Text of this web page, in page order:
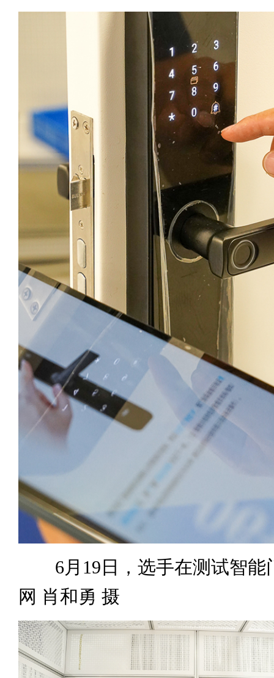
6月19日，选手在测试智能
网 肖和勇 摄